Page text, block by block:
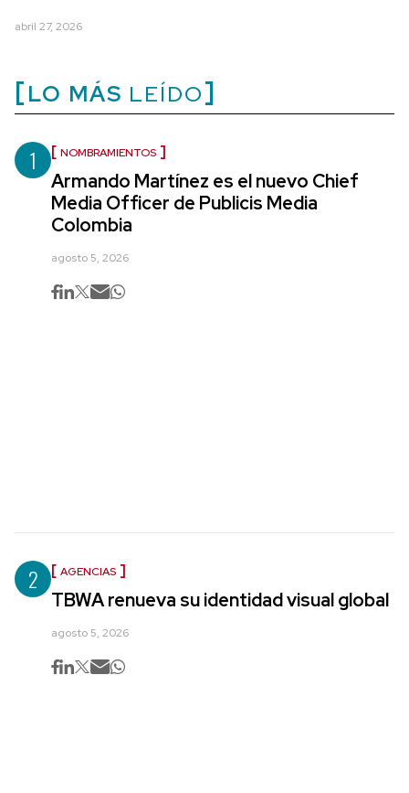
abril 27, 2026
LO MÁS LEÍDO
1 NOMBRAMIENTOS
Armando Martínez es el nuevo Chief
Media Officer de Publicis Media
Colombia
agosto 5, 2026
2 AGENCIAS
TBWA renueva su identidad visual global
agosto 5, 2026